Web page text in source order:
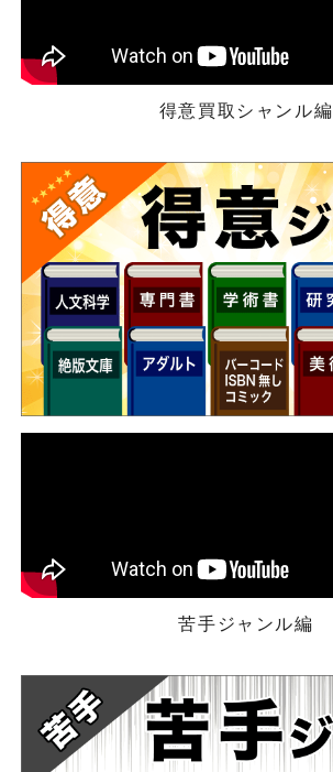
得意買取シャンル編
苦手ジャンル編